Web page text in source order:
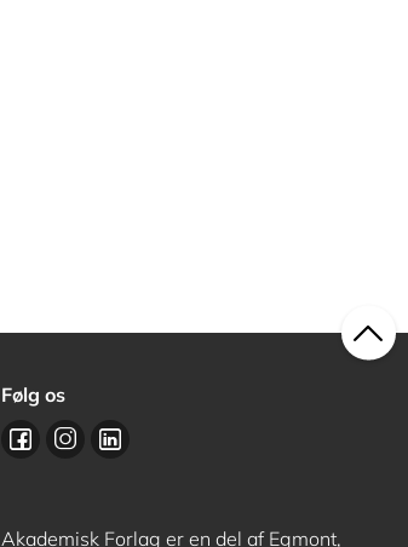
Følg os
Akademisk Forlag er en del af Egmont,